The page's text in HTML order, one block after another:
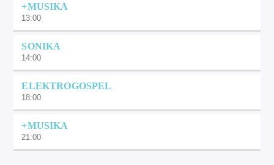
+MUSIKA
13:00
SONIKA
14:00
ELEKTROGOSPEL
18:00
+MUSIKA
21:00